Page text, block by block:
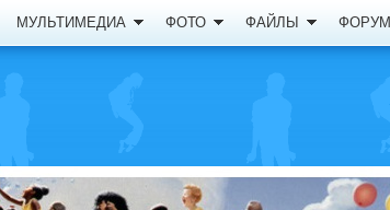
МУЛЬТИМЕДИА ФОТО ФАЙЛЫ ФОРУМ